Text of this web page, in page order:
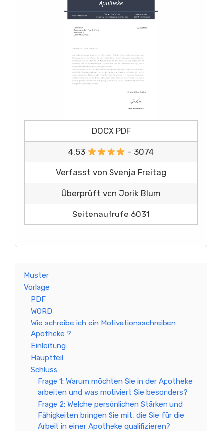
DOCX PDF
4.53 – 3074
Verfasst von Svenja Freitag
Überprüft von Jorik Blum
Seitenaufrufe 6031
Muster
Vorlage
PDF
WORD
Wie schreibe ich ein Motivationsschreiben
Apotheke ?
Einleitung:
Hauptteil:
Schluss:
Frage 1: Warum möchten Sie in der Apotheke
arbeiten und was motiviert Sie besonders?
Frage 2: Welche persönlichen Stärken und
Fähigkeiten bringen Sie mit, die Sie für die
Arbeit in einer Apotheke qualifizieren?